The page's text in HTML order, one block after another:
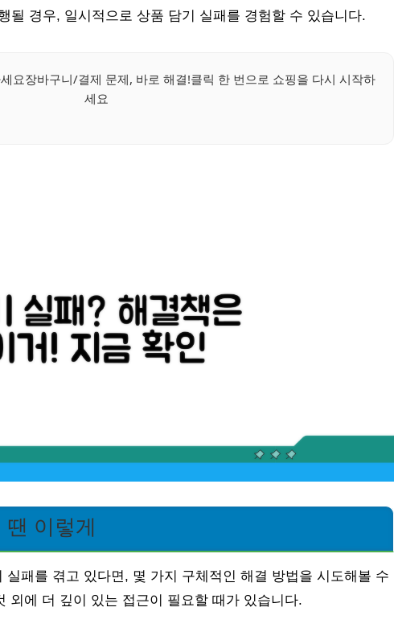
될 경우, 일시적으로 상품 담기 실패를 경험할 수 있습니다.
요장바구니/결제 문제, 바로 해결!클릭 한 번으로 쇼핑을 다시 시작하
세요
이렇게
패를 겪고 있다면, 몇 가지 구체적인 해결 방법을 시도해볼 수
외에 더 깊이 있는 접근이 필요할 때가 있습니다.